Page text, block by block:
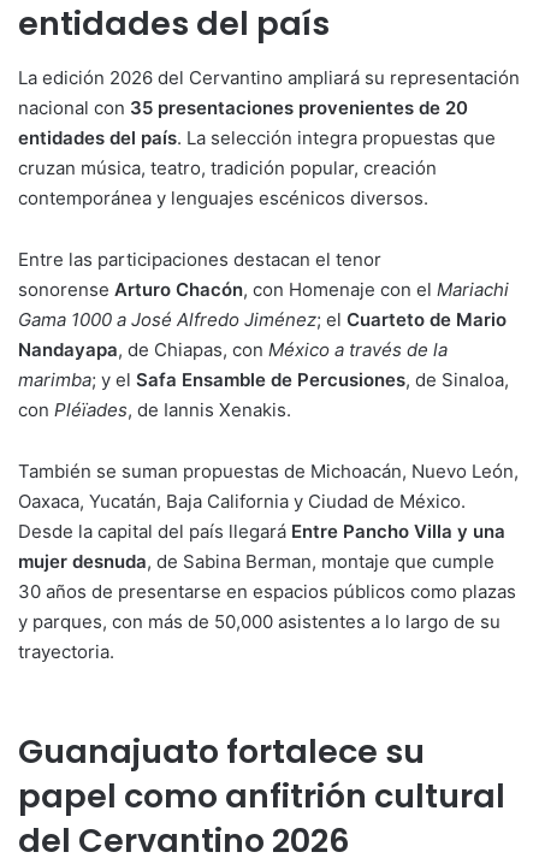
entidades del país
La edición 2026 del Cervantino ampliará su representación
nacional con 35 presentaciones provenientes de 20
entidades del país. La selección integra propuestas que
cruzan música, teatro, tradición popular, creación
contemporánea y lenguajes escénicos diversos.
Entre las participaciones destacan el tenor
sonorense Arturo Chacón, con Homenaje con el Mariachi
Gama 1000 a José Alfredo Jiménez; el Cuarteto de Mario
Nandayapa, de Chiapas, con México a través de la
marimba; y el Safa Ensamble de Percusiones, de Sinaloa,
con Pléïades, de Iannis Xenakis.
También se suman propuestas de Michoacán, Nuevo León,
Oaxaca, Yucatán, Baja California y Ciudad de México.
Desde la capital del país llegará Entre Pancho Villa y una
mujer desnuda, de Sabina Berman, montaje que cumple
30 años de presentarse en espacios públicos como plazas
y parques, con más de 50,000 asistentes a lo largo de su
trayectoria.
Guanajuato fortalece su
papel como anfitrión cultural
del Cervantino 2026